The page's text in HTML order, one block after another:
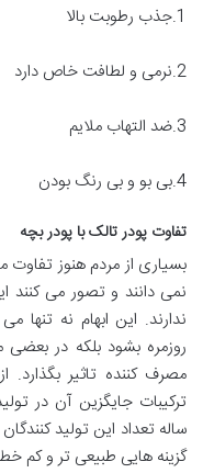
1.جذب رطوبت بالا
2.نرمی و لطافت خاص دارد
3.ضد التهاب ملایم
4.بی بو و بی رنگ بودن
تفاوت پودر تالک با پودر بچه
بسیاری از مردم هنوز تفاوت
نمی دانند و تصور می کنند
ندارند. این ابهام نه
روزمره بشود بلکه در بعضی
مصرف کننده تاثیر
ترکیبات جایگزین آن در
ساله تعداد این تولید
گزینه هایی طبیعی تر و کم